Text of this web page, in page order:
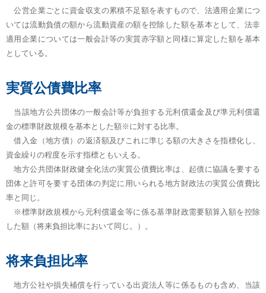
公営企業ごとに資金収支の累積不足額を表すもので、法適用企業につ
いては流動負債の額から流動資産の額を控除した額を基本として、法非
適用企業については一般会計等の実質赤字額と同様に算定した額を基本
としている。
実質公債費比率
当該地方公共団体の一般会計等が負担する元利償還金及び準元利償還
金の標準財政規模を基本とした額※に対する比率。
借入金（地方債）の返済額及びこれに準じる額の大きさを指標化し、
資金繰りの程度を示す指標ともいえる。
地方公共団体財政健全化法の実質公債費比率は、起債に協議を要する
団体と許可を要する団体の判定に用いられる地方財政法の実質公債費比
率と同じ。
※標準財政規模から元利償還金等に係る基準財政需要額算入額を控除
した額（将来負担比率において同じ。）。
将来負担比率
地方公社や損失補償を行っている出資法人等に係るものも含め、当該